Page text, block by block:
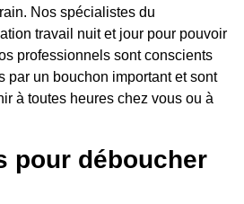
Nos spécialistes du
travail nuit et jour pour pouvoir
professionnels sont conscients
par un bouchon important et sont
à toutes heures chez vous ou à
pour déboucher